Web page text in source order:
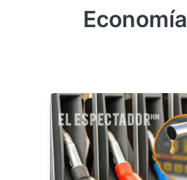
Economía